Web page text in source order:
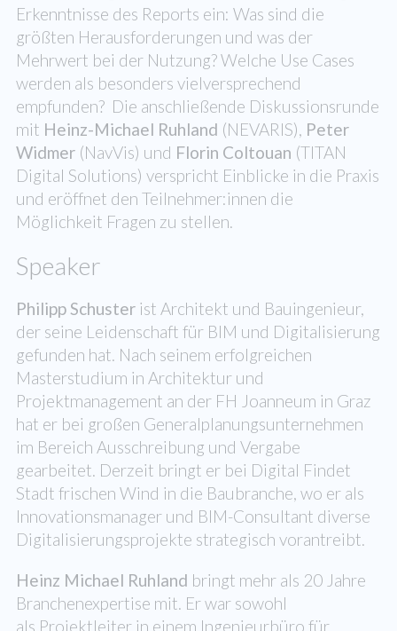
Erkenntnisse des Reports ein: Was sind die
größten Herausforderungen und was der
Mehrwert bei der Nutzung? Welche Use Cases
werden als besonders vielversprechend
empfunden? Die anschließende Diskussionsrunde
mit Heinz-Michael Ruhland (NEVARIS), Peter
Widmer (NavVis) und Florin Coltouan (TITAN
Digital Solutions) verspricht Einblicke in die Praxis
und eröffnet den Teilnehmer:innen die
Möglichkeit Fragen zu stellen.
Speaker
Philipp Schuster ist Architekt und Bauingenieur,
der seine Leidenschaft für BIM und Digitalisierung
gefunden hat. Nach seinem erfolgreichen
Masterstudium in Architektur und
Projektmanagement an der FH Joanneum in Graz
hat er bei großen Generalplanungsunternehmen
im Bereich Ausschreibung und Vergabe
gearbeitet. Derzeit bringt er bei Digital Findet
Stadt frischen Wind in die Baubranche, wo er als
Innovationsmanager und BIM-Consultant diverse
Digitalisierungsprojekte strategisch vorantreibt.
Heinz Michael Ruhland bringt mehr als 20 Jahre
Branchenexpertise mit. Er war sowohl
als Projektleiter in einem Ingenieurbüro für